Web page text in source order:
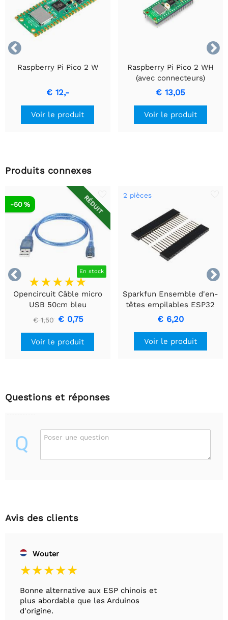


Raspberry Pi Pico 2 W
€ 12,-
Voir le produit
Raspberry Pi Pico 2 WH
(avec connecteurs)
€ 13,05
Voir le produit
Produits connexes


RÉDUIT
En stock
-50 %
Opencircuit Câble micro
USB 50cm bleu
€ 1,50 € 0,75
Voir le produit
2 pièces
Sparkfun Ensemble d'en-
têtes empilables ESP32
Thing
€ 6,20
Voir le produit
Questions et réponses
Q Poser une question
Avis des clients
Wouter
Bonne alternative aux ESP chinois et
plus abordable que les Arduinos
d'origine.